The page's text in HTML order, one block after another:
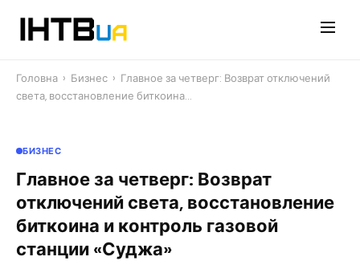
Головна › Бизнес › Главное за четверг: Возврат отключений
света, восстановление биткоина…
БИЗНЕС
Главное за четверг: Возврат
отключений света, восстановление
биткоина и контроль газовой
станции «Суджа»